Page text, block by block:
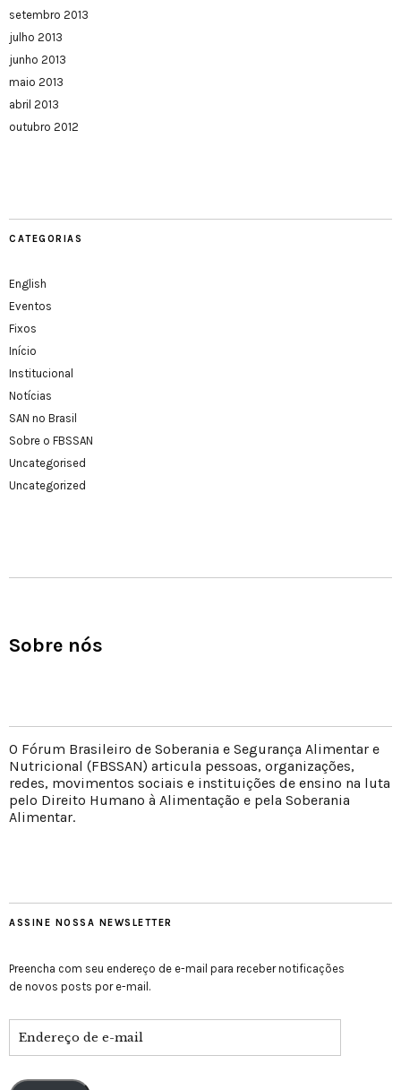
setembro 2013
julho 2013
junho 2013
maio 2013
abril 2013
outubro 2012
CATEGORIAS
English
Eventos
Fixos
Início
Institucional
Notícias
SAN no Brasil
Sobre o FBSSAN
Uncategorised
Uncategorized
Sobre nós
O Fórum Brasileiro de Soberania e Segurança Alimentar e
Nutricional (FBSSAN) articula pessoas, organizações,
redes, movimentos sociais e instituições de ensino na luta
pelo Direito Humano à Alimentação e pela Soberania
Alimentar.
ASSINE NOSSA NEWSLETTER
Preencha com seu endereço de e-mail para receber notificações
de novos posts por e-mail.